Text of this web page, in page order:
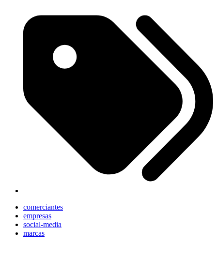
comerciantes
empresas
social-media
marcas